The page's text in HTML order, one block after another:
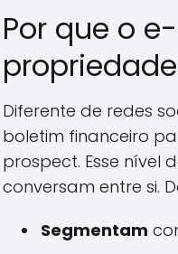
Por que o
Diferente de redes
boletim financeiro
prospect. Esse nível
conversam entre si.
Segmentam